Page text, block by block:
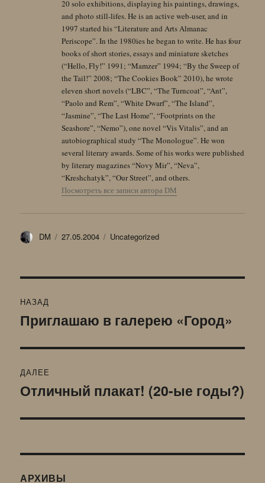
20 solo exhibitions, displaying his paintings, drawings,
and photo still-lifes. He is an active web-user, and in
1997 started his “Literature and Arts Almanac
Periscope”. In the 1980ies he began to write. He has four
books of short stories, essays and miniature sketches
(“Hello, Fly!” 1991; “Mamzer” 1994; “By the Sweep of
the Tail!” 2008; “The Cookies Book” 2010), he wrote
eleven short novels (“LBC”, “The Turncoat”, “Ant”,
“Paolo and Rem”, “White Dwarf”, “The Island”,
“Jasmine”, “The Last Home”, “Footprints on the
Seashore”, “Nemo”), one novel “Vis Vitalis”, and an
autobiographical study “The Monologue”. He won
several literary awards. Some of his works were published
by literary magazines “Novy Mir”, “Neva”,
“Kreshchatyk”, “Our Street”, and others.
Посмотреть все записи автора DM
Автор
DM Опубликовано
27.05.2004 Рубрики
Uncategorized
по
НАЗАД
Предыдущая
Приглашаю в галерею «Город»
ДАЛЕЕ
Следующая
Отличный плакат! (20-ые годы?)
АРХИВЫ